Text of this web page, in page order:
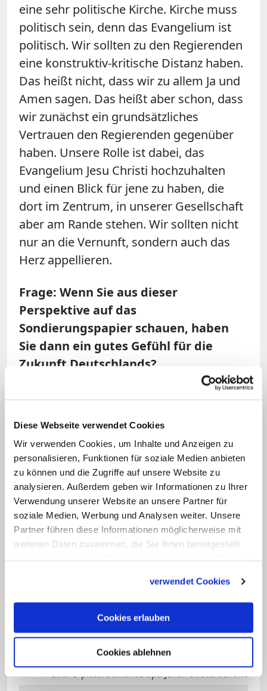
Diese Webseite verwendet Cookies
Wir verwenden Cookies, um Inhalte und Anzeigen zu
personalisieren, Funktionen für soziale Medien anbieten
zu können und die Zugriffe auf unsere Website zu
analysieren. Außerdem geben wir Informationen zu Ihrer
Verwendung unserer Website an unsere Partner für
soziale Medien, Werbung und Analysen weiter. Unsere
Partner führen diese Informationen möglicherweise mit
weiteren Daten zusammen, die Sie ihnen bereitgestellt
verwendet Cookies
Cookies erlauben
Cookies ablehnen
eine sehr politische Kirche. Kirche muss
politisch sein, denn das Evangelium ist
politisch. Wir sollten zu den Regierenden
eine konstruktiv-kritische Distanz haben.
Das heißt nicht, dass wir zu allem Ja und
Amen sagen. Das heißt aber schon, dass
wir zunächst ein grundsätzliches
Vertrauen den Regierenden gegenüber
haben. Unsere Rolle ist dabei, das
Evangelium Jesu Christi hochzuhalten
und einen Blick für jene zu haben, die
dort im Zentrum, in unserer Gesellschaft
aber am Rande stehen. Wir sollten nicht
nur an die Vernunft, sondern auch das
Herz appellieren.
Frage: Wenn Sie aus dieser
Perspektive auf das
Sondierungspapier schauen, haben
Sie dann ein gutes Gefühl für die
Zukunft Deutschlands?
können und die Schwachen erleiden, was
sie müssen. Das ist fatal. Wenn dann
reiche Länder wie Deutschland in erster
Linie nur an sich selbst denken, dann
geht das so nicht. Niemand kann sich
allein retten, weder Deutschland noch
Europa.